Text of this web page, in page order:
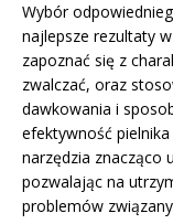
Wybór
najlepsze rezultaty
zapoznać się z
zwalczać, oraz
dawkowania i
efektywność
narzędzia znacząco
pozwalając na
problemów